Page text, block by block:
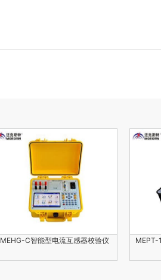
MEHG-C智能型电流互感器校验仪 MEPT-